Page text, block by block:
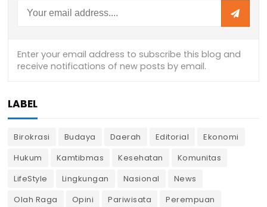
LABEL
Birokrasi Budaya Daerah Editorial
Ekonomi
Hukum
Kamtibmas Kesehatan
Komunitas
LifeStyle
Lingkungan Nasional
News
Olah Raga
Opini Pariwisata
Perempuan